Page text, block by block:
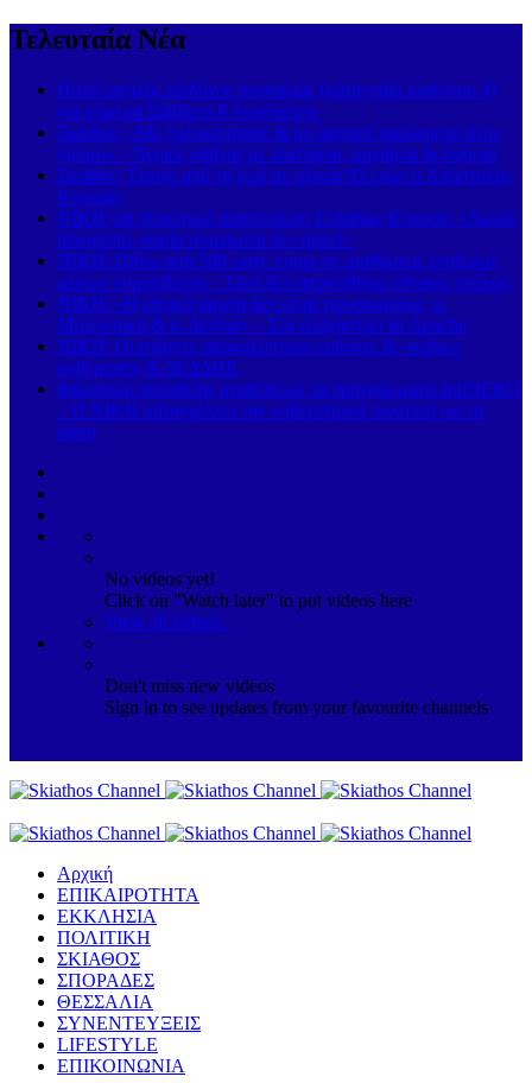
Τελευταία Νέα
Πολύ υψηλός κίνδυνος πυρκαγιάς (κατηγορία κινδύνου 4)
για σήμερα Σάββατο 8 Αυγούστου
Σκιάθος: «Με ξυλοκόπησαν & με άφησαν αιμόφυρτο στον
δρόμο» – Άγριος καβγάς με λοστάρια, μαχαίρια & σφυριά
Σκιάθος: Έφυγε από τη ζωή σε ηλικία 93 ετών ο Απόστολος
Κουκιάς
ΝΙΚΗ για ηλεκτρική διασύνδεση Ελλάδας-Κύπρου: «Χωρίς
αποτροπή, καμία συμφωνία δεν αρκεί»
ΝΙΚΗ: Πάνω από 500 εκατ. ευρώ σε μισθώσεις εναέριων
μέσων πυρόσβεσης – Γιατί δεν αποκτήθηκε εθνικός στόλος;
ΝΙΚΗ: «Η εθνική άμυνα δεν είναι γιουσουρούμ, κ.
Μητσοτάκη & κ. Δένδια» – Στο στόχαστρο τα Apache
ΝΙΚΗ: Οι στάχτες αποκαλύπτουν ευθύνες & «καίνε»
κυβέρνηση & ΔΕΔΔΗΕ
Φάμπρικα απευθείας αναθέσεων τα προγράμματα antiNERO
– Η ΝΙΚΗ καταγγέλλει την κυβερνητική πολιτική για τα
δάση
No videos yet!
Click on "Watch later" to put videos here
View all videos
Don't miss new videos
Sign in to see updates from your favourite channels
Αρχική
ΕΠΙΚΑΙΡΟΤΗΤΑ
ΕΚΚΛΗΣΙΑ
ΠΟΛΙΤΙΚΗ
ΣΚΙΑΘΟΣ
ΣΠΟΡΑΔΕΣ
ΘΕΣΣΑΛΙΑ
ΣΥΝΕΝΤΕΥΞΕΙΣ
LIFESTYLE
ΕΠΙΚΟΙΝΩΝΙΑ